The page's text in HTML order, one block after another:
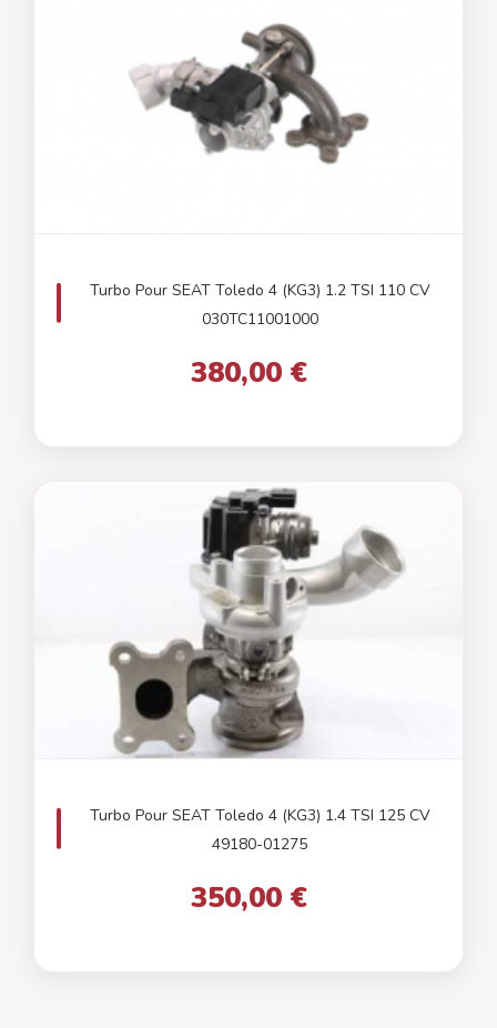
Turbo Pour SEAT Toledo 4 (KG3) 1.2 TSI 110 CV
030TC11001000
380,00 €
Turbo Pour SEAT Toledo 4 (KG3) 1.4 TSI 125 CV
49180-01275
350,00 €